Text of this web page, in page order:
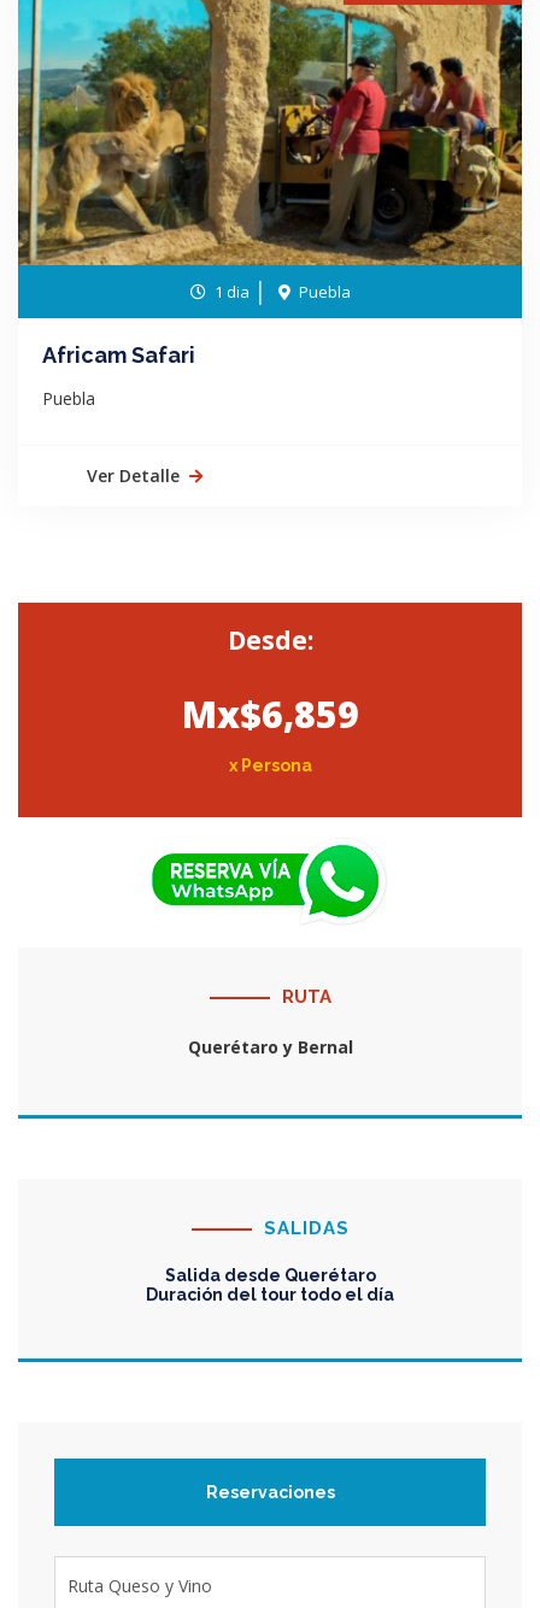
1 dia Puebla
Africam Safari
Puebla
Ver Detalle
Desde:
Mx$6,859
x Persona
RUTA
Querétaro y Bernal
SALIDAS
Salida desde Querétaro
Duración del tour todo el día
Reservaciones